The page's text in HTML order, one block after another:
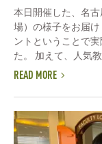
本日開催した、名
場）の様子をお届
ントということで
た。 加えて、人気教
READ MORE